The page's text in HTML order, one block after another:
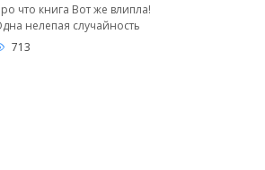
что книга Вот же влипла!
нелепая случайность
713